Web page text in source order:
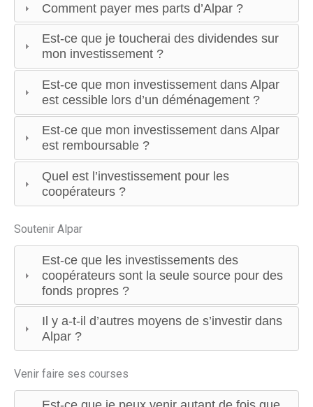
Comment payer mes parts d’Alpar ?
Est-ce que je toucherai des dividendes sur
mon investissement ?
Est-ce que mon investissement dans Alpar
est cessible lors d’un déménagement ?
Est-ce que mon investissement dans Alpar
est remboursable ?
Quel est l’investissement pour les
coopérateurs ?
Soutenir Alpar
Est-ce que les investissements des
coopérateurs sont la seule source pour des
fonds propres ?
Il y a-t-il d’autres moyens de s’investir dans
Alpar ?
Venir faire ses courses